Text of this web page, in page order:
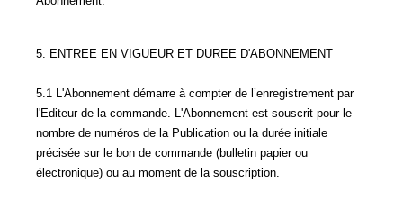
5. ENTREE EN VIGUEUR ET DUREE D'ABONNEMENT
5.1 L'Abonnement démarre à compter de l’enregistrement par
l'Editeur de la commande. L'Abonnement est souscrit pour le
nombre de numéros de la Publication ou la durée initiale
précisée sur le bon de commande (bulletin papier ou
électronique) ou au moment de la souscription.